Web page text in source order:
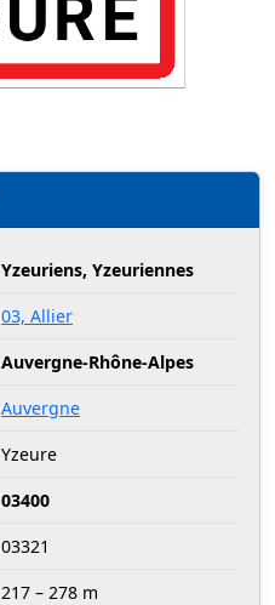
Yzeuriens, Yzeuriennes
03, Allier
Auvergne-Rhône-Alpes
Auvergne
Yzeure
03400
03321
217 – 278 m